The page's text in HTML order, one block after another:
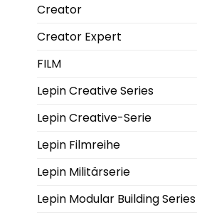
Creator
Creator Expert
FILM
Lepin Creative Series
Lepin Creative-Serie
Lepin Filmreihe
Lepin Militärserie
Lepin Modular Building Series